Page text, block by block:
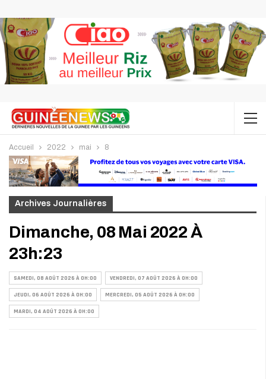
Accueil 2022 mai 8
Archives Journalières
Dimanche, 08 Mai 2022 À
23h:23
SAMEDI, 08 AOÛT 2026 À 0H:00 VENDREDI, 07 AOÛT 2026 À 0H:00
JEUDI, 06 AOÛT 2026 À 0H:00 MERCREDI, 05 AOÛT 2026 À 0H:00
MARDI, 04 AOÛT 2026 À 0H:00